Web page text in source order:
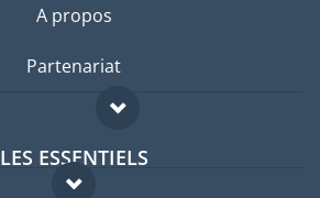
A propos
Partenariat
LES ESSENTIELS
Forum expatriés